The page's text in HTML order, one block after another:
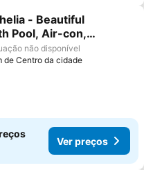
aos favoritos
- Beautiful
Pool, Air-con,
pong & More
não disponível
de Centro da cidade
Ver preços